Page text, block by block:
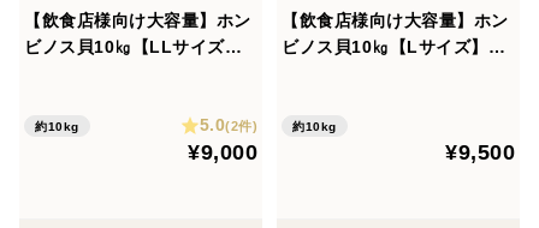
【飲食店様向け大容量】ホン
ビノス貝10㎏【LLサイズ】
【三番瀬産】【かんたんレシ
約10kg 5.0(2件)
¥9,000
【飲食店様向け大容量】ホン
ビノス貝10㎏【Lサイズ】
【三番瀬産】【かんたんレシ
約10kg
¥9,500